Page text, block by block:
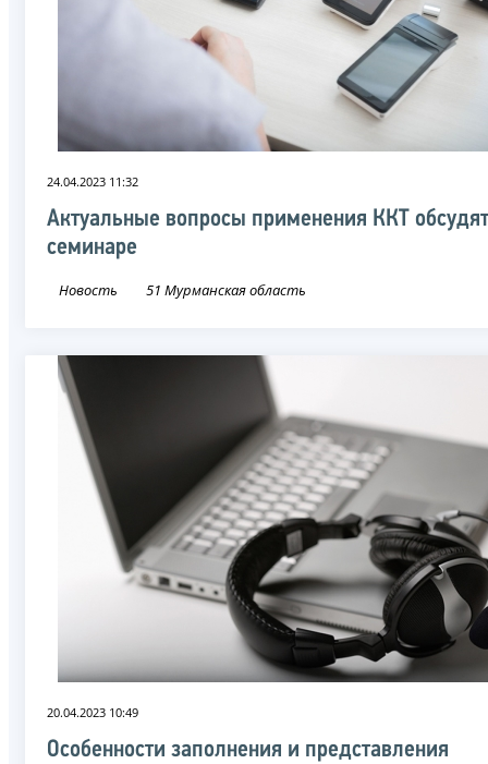
24.04.2023 11:32
Актуальные вопросы применения ККТ
семинаре
Новость 51 Мурманская область
20.04.2023 10:49
Особенности заполнения и представления